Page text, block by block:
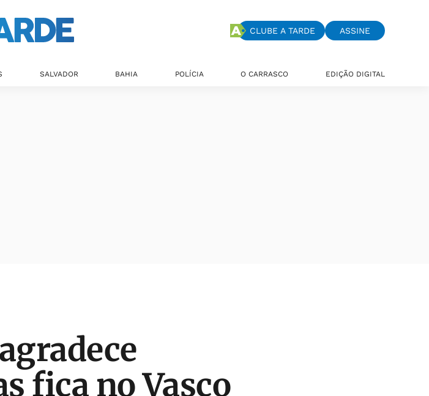
CLUBE A TARDE ASSINE
SALVADOR BAHIA POLÍCIA O CARRASCO EDIÇÃO DIGITAL
fica no Vasco